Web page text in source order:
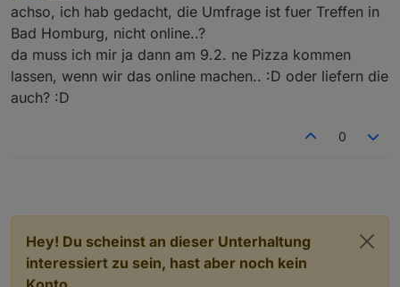
Vorschlag:
achso, ich hab gedacht, die Umfrage ist fuer Treffen in
Bad Homburg, nicht online..?
da muss ich mir ja dann am 9.2. ne Pizza kommen
lassen, wenn wir das online machen.. :D oder liefern die
auch? :D
0
Hey! Du scheinst an dieser Unterhaltung
interessiert zu sein, hast aber noch kein